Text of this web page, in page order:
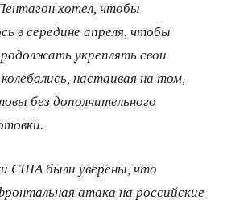
хотел, чтобы
в середине апреля, чтобы
укреплять свои
настаивая на том,
без дополнительного
США были уверены, что
атака на российские